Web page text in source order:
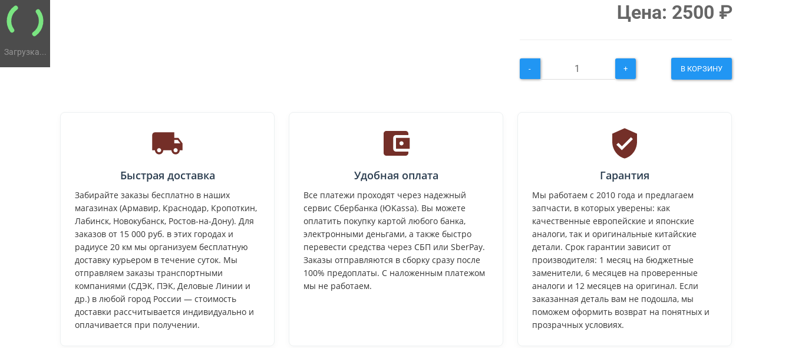
Загрузка...
Цена: 2500 ₽
- + В КОРЗИНУ
Быстрая доставка
Забирайте заказы бесплатно в наших
магазинах (Армавир, Краснодар, Кропоткин,
Лабинск, Новокубанск, Ростов-на-Дону). Для
заказов от 15 000 руб. в этих городах и
радиусе 20 км мы организуем бесплатную
доставку курьером в течение суток. Мы
отправляем заказы транспортными
компаниями (СДЭК, ПЭК, Деловые Линии и
др.) в любой город России — стоимость
доставки рассчитывается индивидуально и
оплачивается при получении.
Удобная оплата
Все платежи проходят через надежный
сервис Сбербанка (ЮKassa). Вы можете
оплатить покупку картой любого банка,
электронными деньгами, а также быстро
перевести средства через СБП или SberPay.
Заказы отправляются в сборку сразу после
100% предоплаты. С наложенным платежом
мы не работаем.
Гарантия
Мы работаем с 2010 года и предлагаем
запчасти, в которых уверены: как
качественные европейские и японские
аналоги, так и оригинальные китайские
детали. Срок гарантии зависит от
производителя: 1 месяц на бюджетные
заменители, 6 месяцев на проверенные
аналоги и 12 месяцев на оригинал. Если
заказанная деталь вам не подошла, мы
поможем оформить возврат на понятных и
прозрачных условиях.